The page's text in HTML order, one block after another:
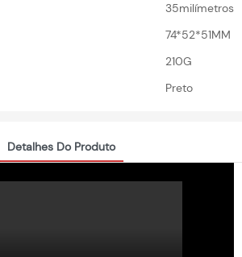
35milímetros
74*52*51MM
210G
Preto
Detalhes Do Produto